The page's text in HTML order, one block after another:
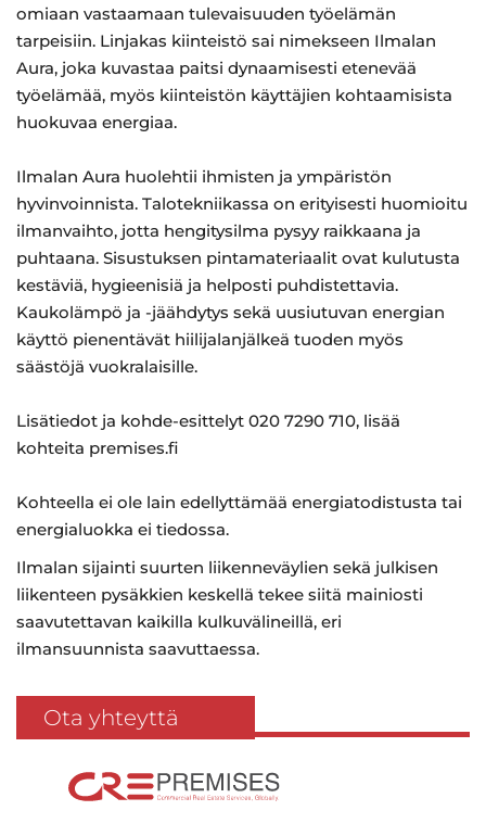
omiaan vastaamaan tulevaisuuden työelämän
tarpeisiin. Linjakas kiinteistö sai nimekseen Ilmalan
Aura, joka kuvastaa paitsi dynaamisesti etenevää
työelämää, myös kiinteistön käyttäjien kohtaamisista
huokuvaa energiaa.
Ilmalan Aura huolehtii ihmisten ja ympäristön
hyvinvoinnista. Talotekniikassa on erityisesti huomioitu
ilmanvaihto, jotta hengitysilma pysyy raikkaana ja
puhtaana. Sisustuksen pintamateriaalit ovat kulutusta
kestäviä, hygieenisiä ja helposti puhdistettavia.
Kaukolämpö ja -jäähdytys sekä uusiutuvan energian
käyttö pienentävät hiilijalanjälkeä tuoden myös
säästöjä vuokralaisille.
Lisätiedot ja kohde-esittelyt 020 7290 710, lisää
kohteita premises.fi
Kohteella ei ole lain edellyttämää energiatodistusta tai
energialuokka ei tiedossa.
Ilmalan sijainti suurten liikenneväylien sekä julkisen
liikenteen pysäkkien keskellä tekee siitä mainiosti
saavutettavan kaikilla kulkuvälineillä, eri
ilmansuunnista saavuttaessa.
Ota yhteyttä